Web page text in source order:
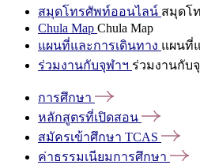
สมุดโทรศัพท์ออนไลน์ สมุดโ
Chula Map Chula Map
แผนที่และการเดินทาง แผนที่
ร่วมงานกับจุฬาฯ ร่วมงานกับ
การศึกษา
หลักสูตรที่เปิดสอน
สมัครเข้าศึกษา TCAS
ค่าธรรมเนียมการศึกษา